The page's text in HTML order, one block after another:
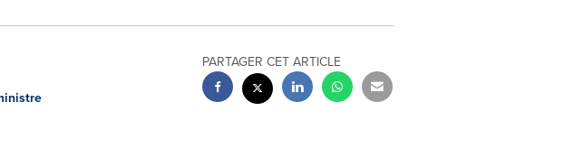
PARTAGER CET ARTICLE